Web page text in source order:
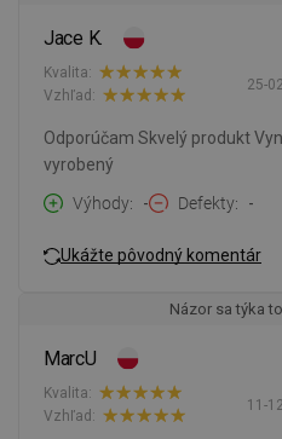
Jace K.
25-
Kvalita:
Vzhľad:
Odporúčam Skvelý produkt
vyrobený
Výhody
- Defekty -
Ukážte pôvodný komentár
Názor sa týka
MarcU
11-
Kvalita:
Vzhľad: